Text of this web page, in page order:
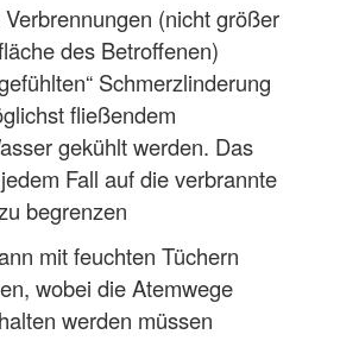
(nicht größer
des Betroffenen)
Schmerzlinderung
fließendem
gekühlt werden. Das
Fall auf die verbrannte
begrenzen
mit feuchten Tüchern
wobei die Atemwege
werden müssen